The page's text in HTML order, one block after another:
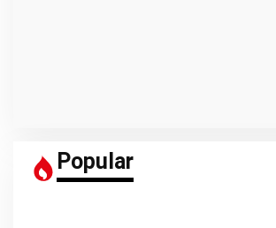
Popular